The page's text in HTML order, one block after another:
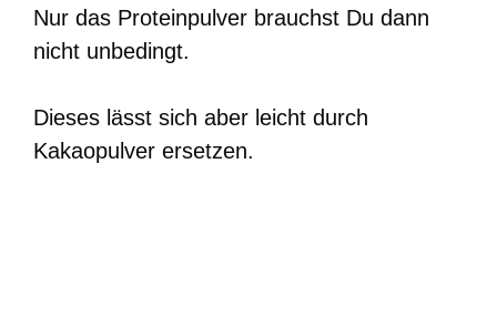
Nur das Proteinpulver brauchst Du dann
nicht unbedingt.
Dieses lässt sich aber leicht durch
Kakaopulver ersetzen.